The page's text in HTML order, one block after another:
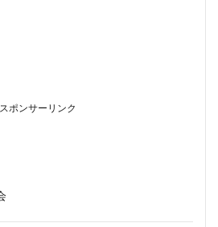
スポンサーリンク